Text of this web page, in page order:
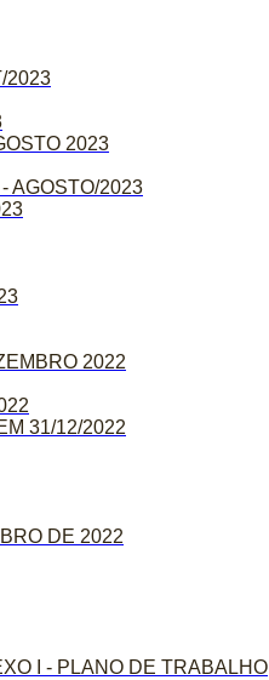
2023
2023
AGOSTO/2023
2022
31/12/2022
DE 2022
I - PLANO DE TRABALHO